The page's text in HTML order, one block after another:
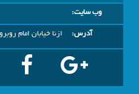
وب سایت:
آدرس:
ازنا خیابان امام